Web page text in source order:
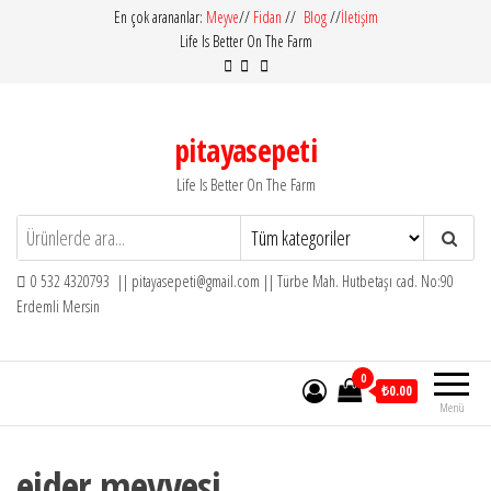
En çok arananlar: Meyve// Fidan // Blog//İletişim
Life Is Better On The Farm
pitayasepeti
Life Is Better On The Farm
0 532 4320793 || pitayasepeti@gmail.com || Türbe Mah. Hutbetaşı cad. No:90
Erdemli Mersin
Menü
0
₺0.00